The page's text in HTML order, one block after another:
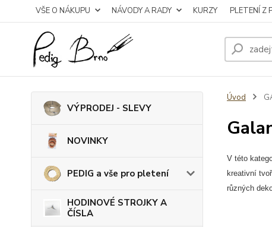
VŠE O NÁKUPU NÁVODY A RADY KURZY PLETENÍ Z
VÝPRODEJ - SLEVY
NOVINKY
PEDIG a vše pro pletení
HODINOVÉ STROJKY A
ČÍSLA
Úvod
V této
kreativní
různých